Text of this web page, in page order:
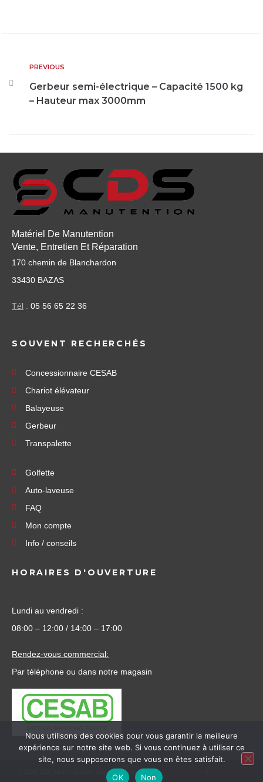
PREVIOUS
Gerbeur semi-électrique – Capacité 1500 kg
– Hauteur max 3000mm
Matériel De Manutention
Vente, Entretien Et Réparation
170 chemin de Blanchardon
33430 BAZAS
Tél : 05 56 65 22 36
SOUVENT RECHERCHÉS
Concessionnaire CESAB
Chariot élévateur
Balayeuse
Gerbeur
Transpalette
Golfette
Auto-laveuse
FAQ
Mon compte
Info / conseils
HORAIRES D'OUVERTURE
Lundi au vendredi :
08:00 – 12:00 / 14:00 – 17:00
Rendez-vous commercial:
Par téléphone ou dans notre magasin
CDS Manutention. Tous droits réservés. Mentions légales
Nous utilisons des cookies pour vous garantir la meilleure
expérience sur notre site web. Si vous continuez à utiliser ce
site, nous supposerons que vous en êtes satisfait.
OK
Non